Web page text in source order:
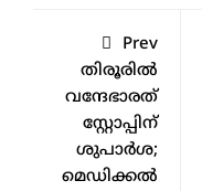
Prev
തിരൂരിൽ
വന്ദേഭാരത്
സ്റ്റോപ്പിന്
ശുപാർശ;
മെഡിക്കൽ